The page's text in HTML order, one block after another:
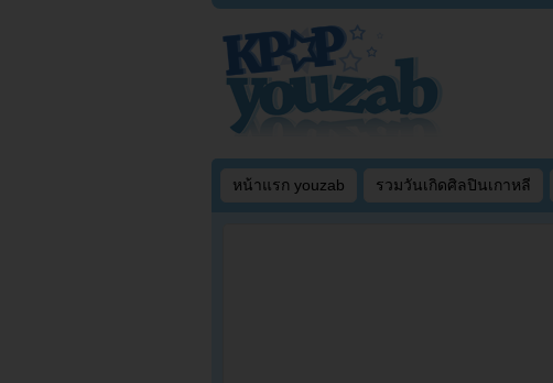
หน้าแรก youzab รวมวันเกิดศิลปินเกาหลี